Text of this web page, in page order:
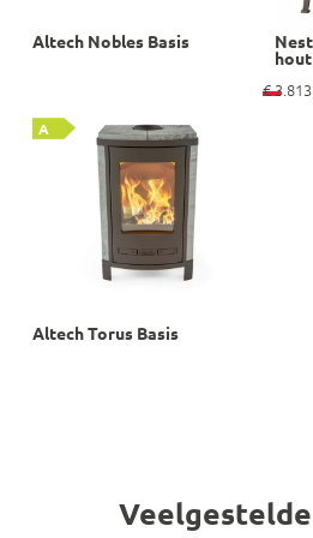
Altech Nobles Basis
A
Altech Torus Basis
€